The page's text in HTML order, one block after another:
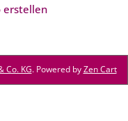
erstellen
Co. KG. Powered byZen Cart